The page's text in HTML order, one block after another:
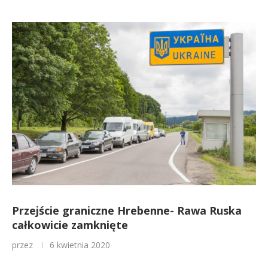
Przejście graniczne Hrebenne- Rawa Ruska
całkowicie zamknięte
przez 6 kwietnia 2020